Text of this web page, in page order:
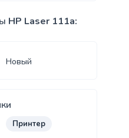
HP Laser 111a:
Новый
Принтер